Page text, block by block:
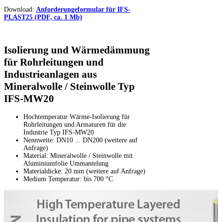
Download: Anforderungeformular für IFS-
PLAST25 (PDF, ca. 1 Mb)
Isolierung und Wärmedämmung
für Rohrleitungen und
Industrieanlagen aus
Mineralwolle / Steinwolle Typ
IFS-MW20
Hochtemperatur Wärme-Isolierung für
Rohrleitungen und Armaturen für die
Industrie Typ IFS-MW20
Nennweite: DN10 ... DN200 (weitere auf
Anfrage)
Material: Mineralwolle / Steinwolle mit
Aluminiumfolie Ummantelung
Materialdicke: 20 mm (weitere auf Anfrage)
Medium Temperatur: bis 700 °C